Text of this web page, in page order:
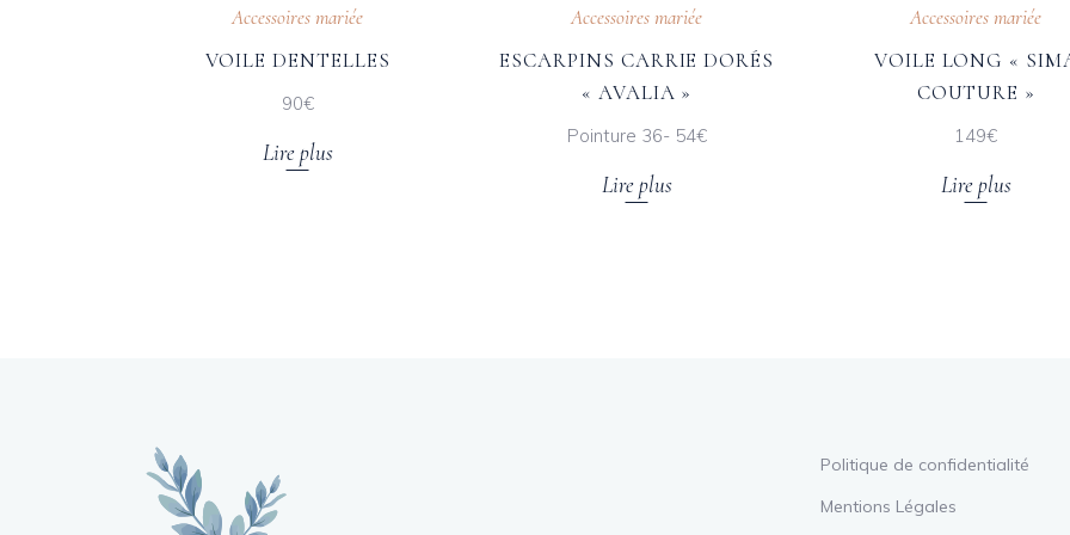
Accessoires mariée
VOILE DENTELLES
90€
Lire plus
Accessoires mariée
ESCARPINS CARRIE DORÉS
« AVALIA »
Pointure 36- 54€
Lire plus
Accessoires mariée
VOILE LONG «
COUTURE »
149€
Lire plus
Politique de confidentialité
Mentions Légales